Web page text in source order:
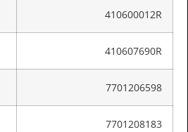
410600012R
410607690R
7701206598
7701208183